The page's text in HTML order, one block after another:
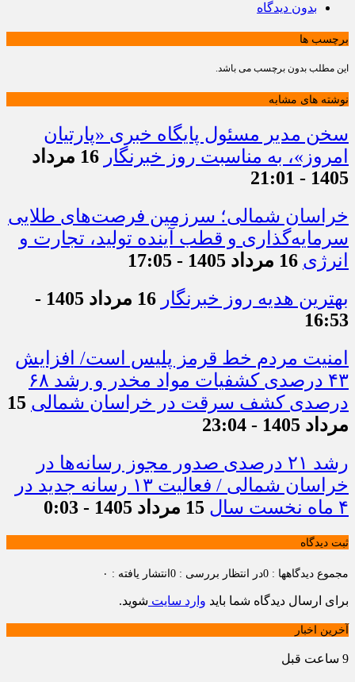
بدون دیدگاه
برچسب ها
این مطلب بدون برچسب می باشد.
نوشته های مشابه
سخن مدیر مسئول پایگاه خبری «پارتیان
امروز»، به مناسبت روز خبرنگار
16 مرداد
1405 - 21:01
خراسان شمالی؛ سرزمین فرصت‌های طلایی
سرمایه‌گذاری و قطب آینده تولید، تجارت و
انرژی 16 مرداد 1405 - 17:05
بهترین هدیه روز خبرنگار
16 مرداد 1405 -
16:53
امنیت مردم خط قرمز پلیس است/ افزایش
۴۳ درصدی کشفیات مواد مخدر و رشد ۶۸
درصدی کشف سرقت در خراسان شمالی 15
مرداد 1405 - 23:04
رشد ۲۱ درصدی صدور مجوز رسانه‌ها در
خراسان شمالی / فعالیت ۱۳ رسانه جدید در
۴ ماه نخست سال
15 مرداد 1405 - 0:03
ثبت دیدگاه
مجموع دیدگاهها : 0 در انتظار بررسی : 0 انتشار یافته : ۰
برای ارسال دیدگاه شما باید وارد سایت شوید.
آخرین اخبار
9 ساعت قبل